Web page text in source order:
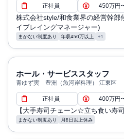
正社員 450万円
株式会社style/和食業界の経営幹部
イプレイングマネージャー)
まかない制度あり 年収450万以上 +1
ホール・サービススタッフ
青ゆず寅 豊洲（魚河岸料理） 江東区
正社員 400万円
【大手寿司チェーン☆立ち食い寿
まかない制度あり 月8日以上休み